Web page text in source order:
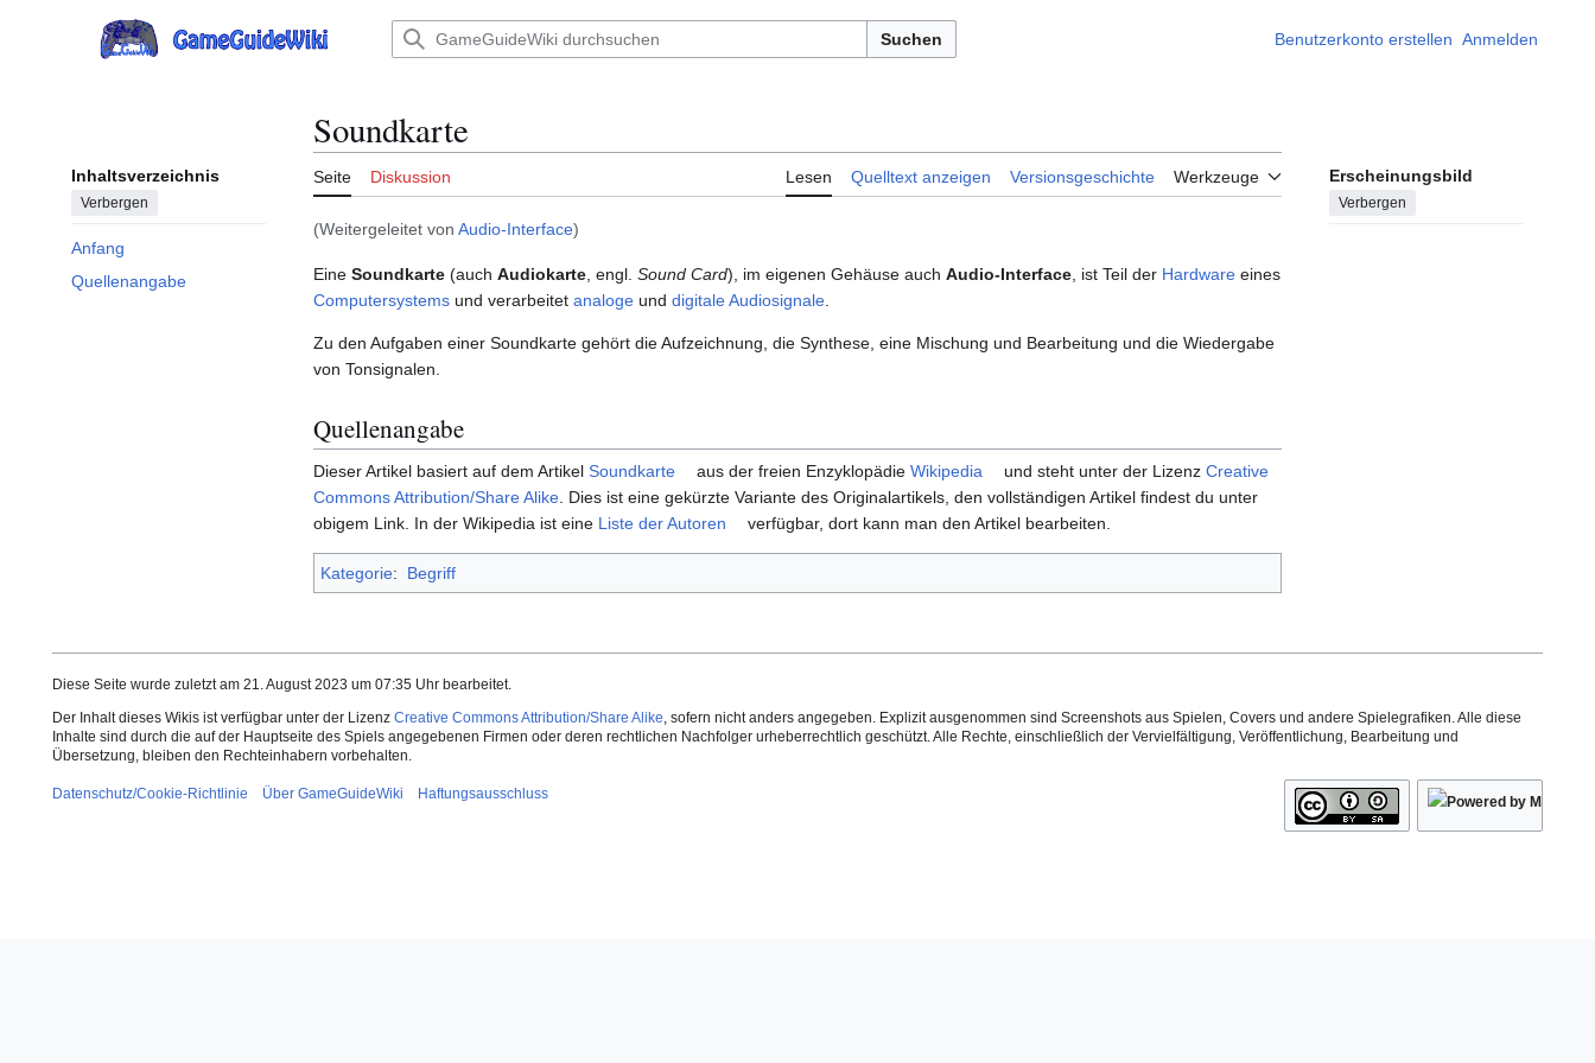
Hauptmenü Suchen Benutzerkonto erstellen Anmelden
Inhaltsverzeichnis
Verbergen
Anfang
Quellenangabe
Soundkarte
Seite Diskussion Lesen Quelltext anzeigen Versionsgeschichte Werkzeuge Erscheinungsbild
Verbergen
(Weitergeleitet von Audio-Interface)
Eine Soundkarte (auch Audiokarte , engl. Sound Card), im eigenen Gehäuse auch Audio-Interface , ist Teil der Hardware eines
Computersystems und verarbeitet analoge und digitaleAudiosignale
Zu den Aufgaben einer Soundkarte gehört die Aufzeichnung, die Synthese, eine Mischung und Bearbeitung und die Wiedergabe
von Tonsignalen.
Quellenangabe
Dieser Artikel basiert auf dem Artikel Soundkarte aus der freien Enzyklopädie Wikipedia und steht unter der Lizenz Creative
Commons Attribution/Share Alike . Dies ist eine gekürzte Variante des Originalartikels, den vollständigen Artikel findest du unter
obigem Link. In der Wikipedia ist eine Liste der Autoren verfügbar, dort kann man den Artikel bearbeiten.
Kategorie: Begriff
Diese Seite wurde zuletzt am 21. August 2023 um 07:35 Uhr bearbeitet.
Der Inhalt dieses Wikis ist verfügbar unter der Lizenz Creative Commons Attribution/Share Alike, sofern nicht anders angegeben. Explizit ausgenommen sind Screenshots aus Spielen, Covers und andere Spielegrafiken. Alle diese
Inhalte sind durch die auf der Hauptseite des Spiels angegebenen Firmen oder deren rechtlichen Nachfolger urheberrechtlich geschützt. Alle Rechte, einschließlich der Vervielfältigung, Veröffentlichung, Bearbeitung und
Übersetzung, bleiben den Rechteinhabern vorbehalten.
Datenschutz/Cookie-Richtlinie Über GameGuideWiki Haftungsausschluss